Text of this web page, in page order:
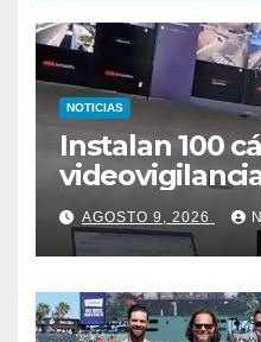
NOTICIAS
Instalan 100
AGOSTO 9, 2026